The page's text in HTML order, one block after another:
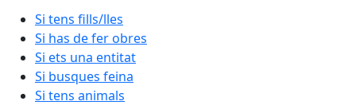
Si tens fills/lles
Si has de fer obres
Si ets una entitat
Si busques feina
Si tens animals